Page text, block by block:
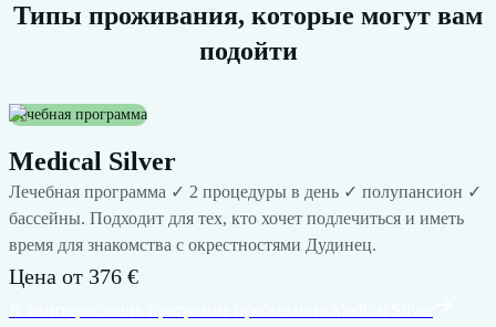
Типы проживания, которые могут вам
подойти
Лечебная программа
Medical Silver
Лечебная программа ✓ 2 процедуры в день ✓ полупансион ✓
бассейны. Подходит для тех, кто хочет подлечиться и иметь
время для знакомства с окрестностями Дудинец.
Цена от 376 €